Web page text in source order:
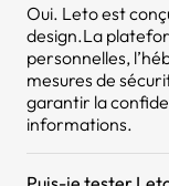
Oui. Leto est
design.La
personnelles,
mesures de
garantir la
informations.